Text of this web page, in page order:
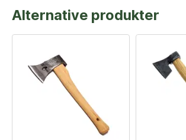
Alternative produkter